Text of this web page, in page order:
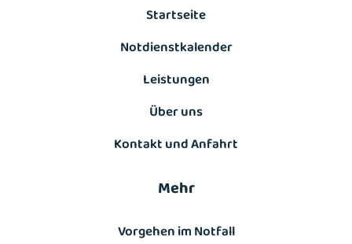
Startseite
Notdienstkalender
Leistungen
Über uns
Kontakt und Anfahrt
Mehr
Vorgehen im Notfall